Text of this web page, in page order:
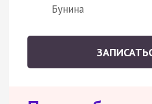
Бунина